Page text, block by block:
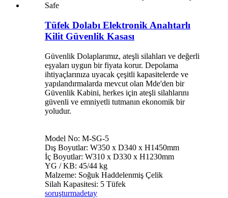
Tüfek Dolabı Elektronik Anahtarlı
Kilit Güvenlik Kasası
Güvenlik Dolaplarımız, ateşli silahları ve değerli
eşyaları uygun bir fiyata korur. Depolama
ihtiyaçlarınıza uyacak çeşitli kapasitelerde ve
yapılandırmalarda mevcut olan Mde'den bir
Güvenlik Kabini, herkes için ateşli silahlarını
güvenli ve emniyetli tutmanın ekonomik bir
yoludur.
Model No: M-SG-5
Dış Boyutlar: W350 x D340 x H1450mm
İç Boyutlar: W310 x D330 x H1230mm
YG / KB: 45/44 kg
Malzeme: Soğuk Haddelenmiş Çelik
Silah Kapasitesi: 5 Tüfek
soruşturmadetay